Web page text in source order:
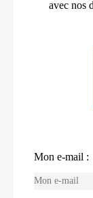
avec nos
Mon e-mail :